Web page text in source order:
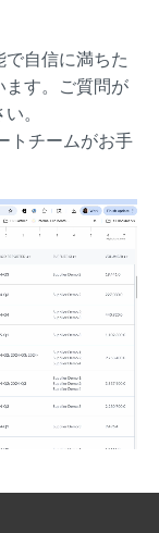
自信に満ちた
ます。ご質問が
。
トチームがお手